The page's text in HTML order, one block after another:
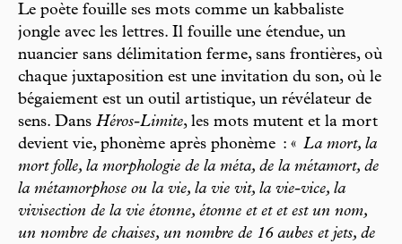
Le poète fouille ses mots comme un kabbaliste
jongle avec les lettres. Il fouille une étendue, un
nuancier sans délimitation ferme, sans frontières, où
chaque juxtaposition est une invitation du son, où le
bégaiement est un outil artistique, un révélateur de
sens. Dans Héros-Limite, les mots mutent et la mort
devient vie, phonème après phonème : « La mort, la
mort folle, la morphologie de la méta, de la métamort, de
la métamorphose ou la vie, la vie vit, la vie-vice, la
vivisection de la vie étonne, étonne et et et est un nom,
un nombre de chaises, un nombre de 16 aubes et jets, de